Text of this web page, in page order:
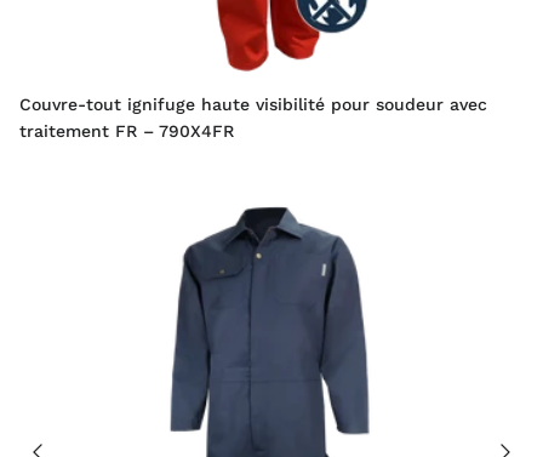
Couvre-tout ignifuge haute visibilité pour soudeur avec
traitement FR – 790X4FR